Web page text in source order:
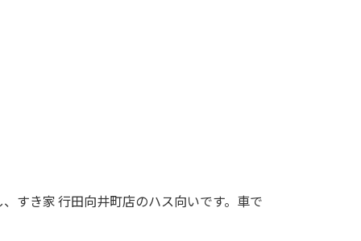
すき家 行田向井町店のハス向いです。車で